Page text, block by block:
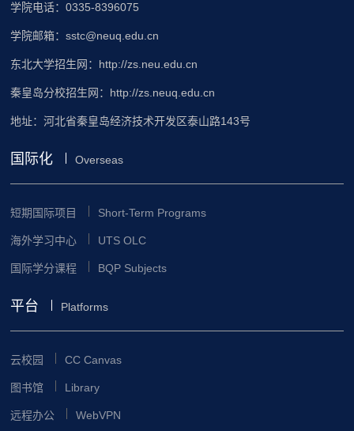
学院电话：0335-8396075
学院邮箱：sstc@neuq.edu.cn
东北大学招生网：http://zs.neu.edu.cn
秦皇岛分校招生网：http://zs.neuq.edu.cn
地址：河北省秦皇岛经济技术开发区泰山路143号
国际化 Overseas
短期国际项目 Short-Term Programs
海外学习中心 UTS OLC
国际学分课程 BQP Subjects
平台 Platforms
云校园 CC Canvas
图书馆 Library
远程办公 WebVPN